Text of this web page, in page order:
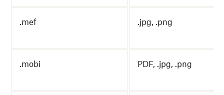
.mef .jpg, .png
.mobi PDF, .jpg, .png